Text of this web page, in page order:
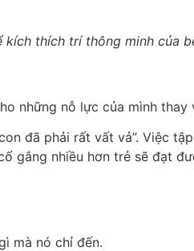
kích thích trí thông minh của
những nỗ lực của mình thay
đã phải rất vất vả”. Việc
gắng nhiều hơn trẻ sẽ đạt
mà nó chỉ đến.